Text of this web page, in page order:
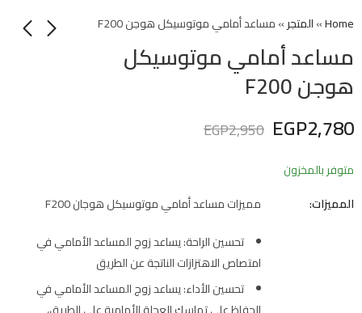
Home
»المتجر»مساعد أمامي موتوسيكل هوجن F200
مساعد أمامي موتوسيكل
هوجن F200
EGP2,780
EGP2,950
متوفر بالمخزون
المميزات:
مميزات مساعد أمامي موتوسيكل هوجان F200
تحسين الراحة: يساعد زوج المساعد الأمامي في
امتصاص الاهتزازات الناتجة عن الطريق
تحسين الأداء: يساعد زوج المساعد الأمامي في